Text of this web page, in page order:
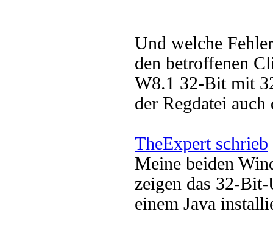
Und welche
den betroffenen
W8.1 32-Bit mit
der Regdatei
TheExpert schrieb
Meine beiden
zeigen das 32-
einem Java